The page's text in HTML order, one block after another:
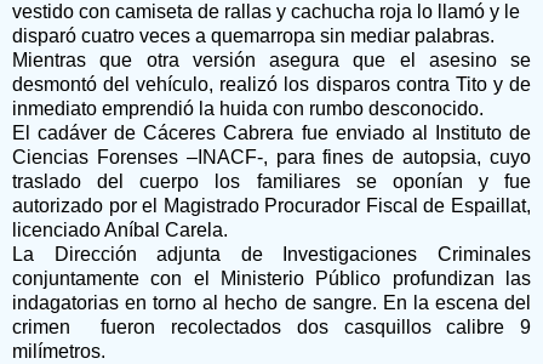
vestido con camiseta de rallas y cachucha roja lo llamó y le
disparó cuatro veces a quemarropa sin mediar palabras.
Mientras que otra versión asegura que el asesino se
desmontó del vehículo, realizó los disparos contra Tito y de
inmediato emprendió la huida con rumbo desconocido.
El cadáver de Cáceres Cabrera fue enviado al Instituto de
Ciencias Forenses –INACF-, para fines de autopsia, cuyo
traslado del cuerpo los familiares se oponían y fue
autorizado por el Magistrado Procurador Fiscal de Espaillat,
licenciado Aníbal Carela.
La Dirección adjunta de Investigaciones Criminales
conjuntamente con el Ministerio Público profundizan las
indagatorias en torno al hecho de sangre. En la escena del
crimen fueron recolectados dos casquillos calibre 9
milímetros.